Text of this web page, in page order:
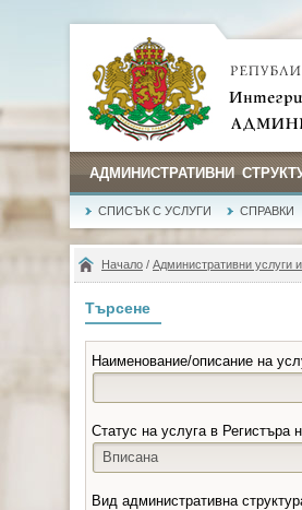
АДМИНИСТРАТИВНИ
СПИСЪК С УСЛУГИ СПРАВКИ
Начало / Административни услуги
Търсене
Наименование/описание на
Статус на услуга в Регистъра
Вписана
Вид административна